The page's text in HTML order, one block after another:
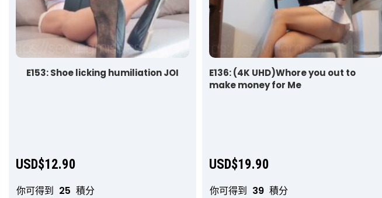
E153: Shoe licking humiliation JOI
USD$12.90
你可得到 25 積分
E136: (4K UHD)Whore you out to
make money for Me
USD$19.90
你可得到 39 積分